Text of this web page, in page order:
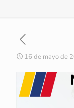
16 de mayo de